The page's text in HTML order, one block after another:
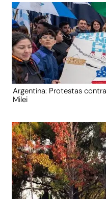
Argentina: Protestas
Milei